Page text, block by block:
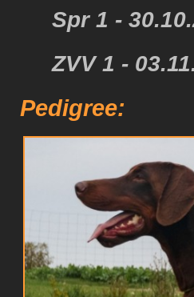
Spr 1 -
ZVV 1 -
Pedigree: